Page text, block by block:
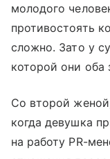
молодого
противостоять
сложно. Зато у
которой они оба
Со второй
когда девушка
на работу PR-